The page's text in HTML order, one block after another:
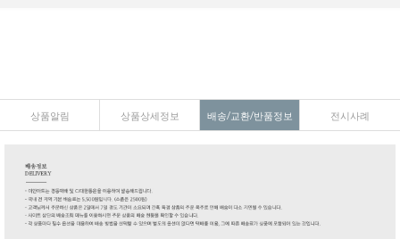
상품알림 상품상세정보 배송/교환/반품정보 전시사례